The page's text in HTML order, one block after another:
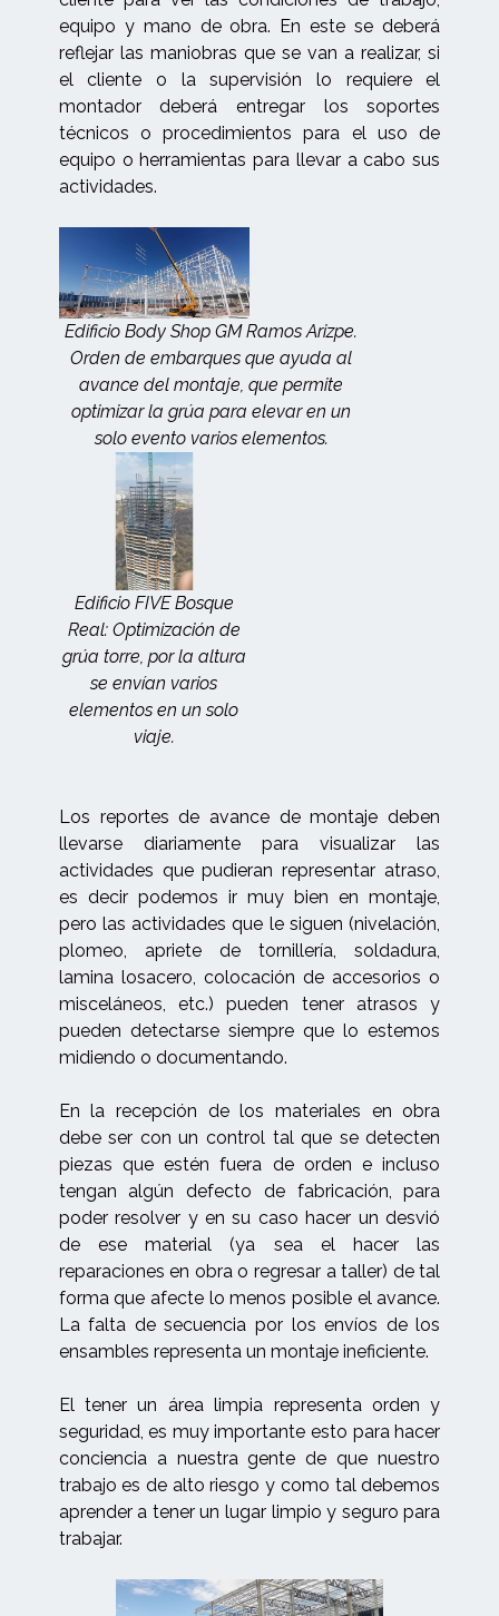
equipo y mano de obra. En este se deberá
reflejar las maniobras que se van a realizar, si
el cliente o la supervisión lo requiere el
montador deberá entregar los soportes
técnicos o procedimientos para el uso de
equipo o herramientas para llevar a cabo sus
actividades.
Edificio Body Shop GM Ramos Arizpe.
Orden de embarques que ayuda al
avance del montaje, que permite
optimizar la grúa para elevar en un
solo evento varios elementos.
Edificio FIVE Bosque
Real: Optimización de
grúa torre, por la altura
se envían varios
elementos en un solo
viaje.
Los reportes de avance de montaje deben
llevarse diariamente para visualizar las
actividades que pudieran representar atraso,
es decir podemos ir muy bien en montaje,
pero las actividades que le siguen (nivelación,
plomeo, apriete de tornillería, soldadura,
lamina losacero, colocación de accesorios o
misceláneos, etc.) pueden tener atrasos y
pueden detectarse siempre que lo estemos
midiendo o documentando.
En la recepción de los materiales en obra
debe ser con un control tal que se detecten
piezas que estén fuera de orden e incluso
tengan algún defecto de fabricación, para
poder resolver y en su caso hacer un desvió
de ese material (ya sea el hacer las
reparaciones en obra o regresar a taller) de tal
forma que afecte lo menos posible el avance.
La falta de secuencia por los envíos de los
ensambles representa un montaje ineficiente.
El tener un área limpia representa orden y
seguridad, es muy importante esto para hacer
conciencia a nuestra gente de que nuestro
trabajo es de alto riesgo y como tal debemos
aprender a tener un lugar limpio y seguro para
trabajar.